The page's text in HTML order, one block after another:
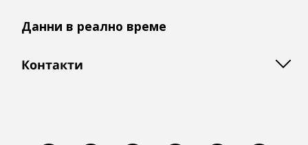
Данни в реално време
Контакти